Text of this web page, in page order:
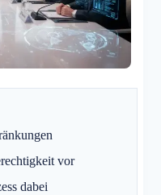
vor
dabei